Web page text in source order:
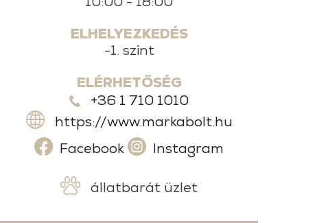
ELHELYEZKEDÉS
-1. szint
ELÉRHETŐSÉG
+36 1 710 1010
https://www.markabolt.hu
Facebook
Instagram
állatbarát üzlet